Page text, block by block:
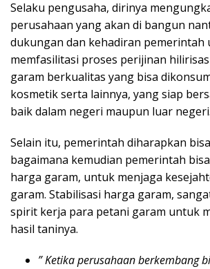
Selaku pengusaha, dirinya
perusahaan yang akan di bangun
dukungan dan kehadiran pemerintah
memfasilitasi proses perijinan
garam berkualitas yang bisa
kosmetik serta lainnya, yang siap
baik dalam negeri maupun luar negeri.
Selain itu, pemerintah diharapkan
bagaimana kemudian pemerintah
harga garam, untuk menjaga
garam. Stabilisasi harga garam,
spirit kerja para petani garam untuk
hasil taninya.
” Ketika perusahaan berkembang